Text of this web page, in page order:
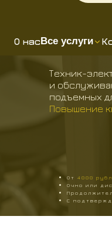
О насВсе услуги
От 4000
Очно или
С
Техник-
и
подъемных
Повышение